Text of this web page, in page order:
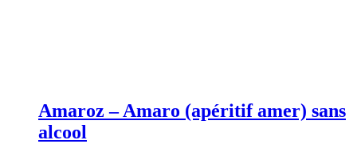
Amaroz – Amaro (apéritif amer) sans
alcool